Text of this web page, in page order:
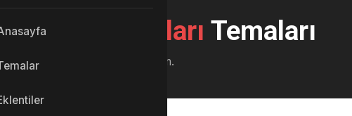
Temaları Temaları
WordPress temalarını inceleyin.